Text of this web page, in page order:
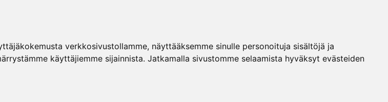
verkkosivustollamme, näyttääksemme sinulle personoituja sisältöjä ja
käyttäjiemme sijainnista. Jatkamalla sivustomme selaamista hyväksyt evästeiden